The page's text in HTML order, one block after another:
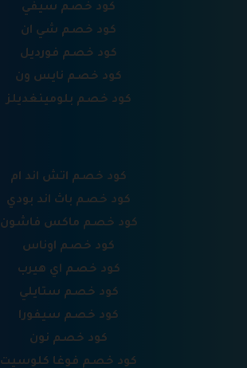
كود خصم سيفي
كود خصم شي ان
كود خصم فورديل
كود خصم نايس ون
كود خصم بلومينغديلز
كود خصم اتش اند ام
كود خصم باث اند بودي
كود خصم ماكس فاشون
كود خصم اوناس
كود خصم اي هيرب
كود خصم ستايلي
كود خصم سيفورا
كود خصم نون
كود خصم فوغا كلوسيت